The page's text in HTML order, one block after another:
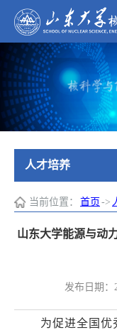
人才培养
当前位置： 首页 ->
山东大学能源与动
发布日期：
为促进全国优